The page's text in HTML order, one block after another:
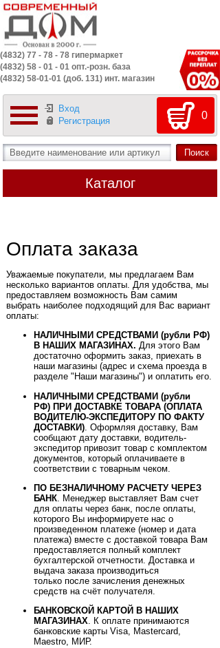
(4832) 77 - 78 - 78 гипермаркет
(4832) 58 - 01 - 01 опт.-розн. база
(4832) 58-01-01 (доб. 131) инт. магазин
Вход
Регистрация
0
Каталог
Оплата заказа
Уважаемые покупатели, мы предлагаем Вам
несколько вариантов оплаты. Для удобства, мы
предоставляем возможность Вам самим
выбрать наиболее подходящий для Вас вариант
оплаты:
НАЛИЧНЫМИ СРЕДСТВАМИ (рубли РФ)
В НАШИХ МАГАЗИНАХ. Для этого Вам
достаточно оформить заказ, приехать в
наши магазины (адрес и схема проезда в
разделе "Наши магазины") и оплатить его.
НАЛИЧНЫМИ СРЕДСТВАМИ (рубли
РФ) ПРИ ДОСТАВКЕ ТОВАРА (ОПЛАТА
ВОДИТЕЛЮ-ЭКСПЕДИТОРУ ПО ФАКТУ
ДОСТАВКИ) . Оформляя доставку, Вам
сообщают дату доставки, водитель-
экспедитор привозит товар с комплектом
документов, который оплачиваете в
соответствии с товарным чеком.
ПО БЕЗНАЛИЧНОМУ РАСЧЕТУ ЧЕРЕЗ
БАНК. Менеджер выставляет Вам счет
для оплаты через банк, после оплаты,
которого Вы информируете нас о
произведенном платеже (номер и дата
платежа) вместе с доставкой товара Вам
предоставляется полный комплект
бухгалтерской отчетности. Доставка и
выдача заказа производиться
только после зачисления денежных
средств на счёт получателя.
БАНКОВСКОЙ КАРТОЙ В НАШИХ
МАГАЗИНАХ. К оплате принимаются
банковские карты Visa, Mastercard,
Maestro, МИР.